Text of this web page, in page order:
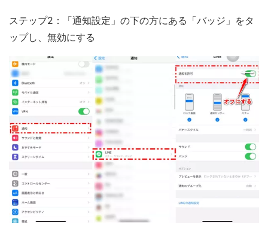
ステップ2：「通知設定」の下の方にある「バッジ」をタ
ップし、無効にする